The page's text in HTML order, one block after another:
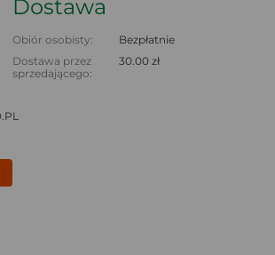
Dostawa
Obiór osobisty:
Bezpłatnie
Dostawa przez
sprzedającego:
30.00 zł